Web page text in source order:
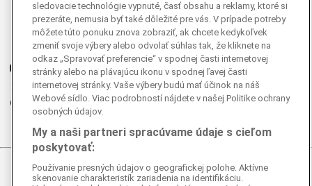
Facebook
Instagram
Ganjing
Youtube
Twitter
Telegram
© 2026 Epoch Times Slovensko
sledovacie technológie vypnuté, časť obsahu a reklamy, ktoré si
prezeráte, nemusia byť také dôležité pre vás. V prípade potreby
môžete túto ponuku znova zobraziť, ak chcete kedykoľvek
zmeniť svoje výbery alebo odvolať súhlas tak, že kliknete na
odkaz „Spravovať preferencie“ v spodnej časti internetovej
stránky alebo na plávajúcu ikonu v spodnej ľavej časti
internetovej stránky. Vaše výbery budú mať účinok na náš
Webové sídlo. Viac podrobností nájdete v našej Politike ochrany
osobných údajov.
My a naši partneri spracúvame údaje s cieľom
poskytovať:
Používanie presných údajov o geografickej polohe. Aktívne
skenovanie charakteristík zariadenia na identifikáciu.